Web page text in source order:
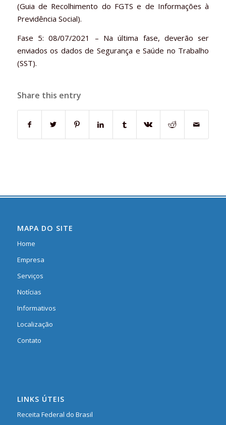
(Guia de Recolhimento do FGTS e de Informações à
Previdência Social).
Fase 5: 08/07/2021 – Na última fase, deverão ser
enviados os dados de Segurança e Saúde no Trabalho
(SST).
Share this entry
MAPA DO SITE
Home
Empresa
Serviços
Notícias
Informativos
Localização
Contato
LINKS ÚTEIS
Receita Federal do Brasil